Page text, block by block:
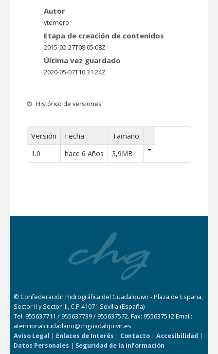
Autor
yternero
Etapa de creación de contenidos
2015-02-27T08:05:08Z
Última vez guardado
2020-05-07T10:31:24Z
Histórico de versiones
Versión Fecha Tamaño
1.0 hace 6 Años 3,9MB
© Confederación Hidrográfica del Guadalquivir - Plaza de España,
Sector II y Sector III, C.P 41071 Sevilla (España)
Tel. 955637711 / 955637739 / 955637572. Fax: 955637512 Email:
atencionalciudadano@chguadalquivir.es
Aviso Legal | Enlaces de Interés | Contacto |Accesibilidad |
Datos Personales | Seguridad de la información